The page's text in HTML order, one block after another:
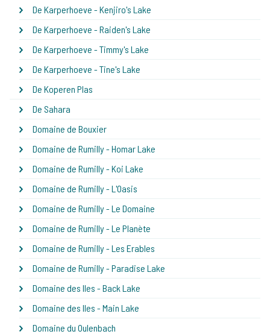
De Karperhoeve - Kenjiro's Lake
De Karperhoeve - Raiden's Lake
De Karperhoeve - Timmy's Lake
De Karperhoeve - Tine's Lake
De Koperen Plas
De Sahara
Domaine de Bouxier
Domaine de Rumilly - Homar Lake
Domaine de Rumilly - Koi Lake
Domaine de Rumilly - L'Oasis
Domaine de Rumilly - Le Domaine
Domaine de Rumilly - Le Planète
Domaine de Rumilly - Les Erables
Domaine de Rumilly - Paradise Lake
Domaine des Iles - Back Lake
Domaine des Iles - Main Lake
Domaine du Oulenbach